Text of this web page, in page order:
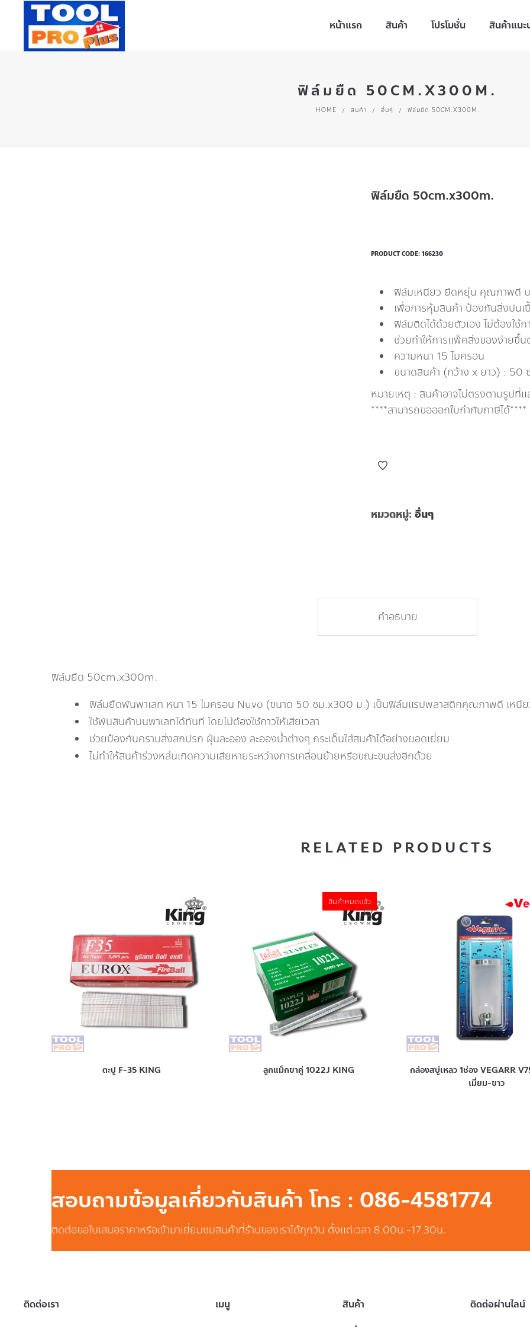
หน้าแรก สินค้า โปรโมชั่น สินค้าแนะ
ฟิล์มยืด 50CM.X300M.
HOME / สินค้า / อื่นๆ / ฟิล์มยืด 50CM.X300M.
ฟิล์มยืด 50cm.x300m.
PRODUCT CODE: 166230
ฟิล์มเหนียว ยืดหยุ่น คุณภาพดี บ
เพื่อการหุ้มสินค้า ป้องกันสิ่งปนเ
ฟิล์มติดได้ด้วยตัวเอง ไม่ต้องใช้ก
ช่วยทำให้การแพ็คสิ่งของง่ายขึ้
ความหนา 15 ไมครอน
ขนาดสินค้า (กว้าง x ยาว) : 50
หมายเหตุ : สินค้าอาจไม่ตรงตามรูปที่
****สามารถขอออกใบกำกับภาษีได้****
หมวดหมู่: อื่นๆ
คำอธิบาย
ฟิล์มยืด 50cm.x300m.
ฟิล์มยืดพันพาเลท หนา 15 ไมครอน Nuvo (ขนาด 50 ซม.x300 ม.) เป็นฟิล์มแรปพลาสติกคุณภาพดี เหนี
ใช้พันสินค้าบนพาเลทได้ทันที โดยไม่ต้องใช้กาวให้เสียเวลา
ช่วยป้องกันคราบสิ่งสกปรก ฝุ่นละออง ละอองน้ำต่างๆ กระเด็นใส่สินค้าได้อย่างยอดเยี่ยม
ไม่ทำให้สินค้าร่วงหล่นเกิดความเสียหายระหว่างการเคลื่อนย้ายหรือขณะขนส่งอีกด้วย
RELATED PRODUCTS
ตะปู F-35 KING
สินค้าหมดแล้ว
ลูกแม็กขาคู่ 1022J KING
กล่องสบู่เหลว 1ช่อง VEGARR
เมี่ยม-ขาว
สอบถามข้อมูลเกี่ยวกับสินค้า โทร : 086-4581774
ติดต่อขอใบเสนอราคาหรือเข้ามาเยี่ยมชมสินค้าที่ร้านของเราได้ทุกวัน ตั้งแต่เวลา 8.00น.-17.30น.
ติดต่อเรา เมนู สินค้า ติดต่อผ่านไลน์